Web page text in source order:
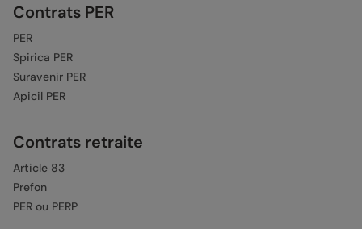
Contrats PER
PER
Spirica PER
Suravenir PER
Apicil PER
Contrats retraite
Article 83
Prefon
PER ou PERP